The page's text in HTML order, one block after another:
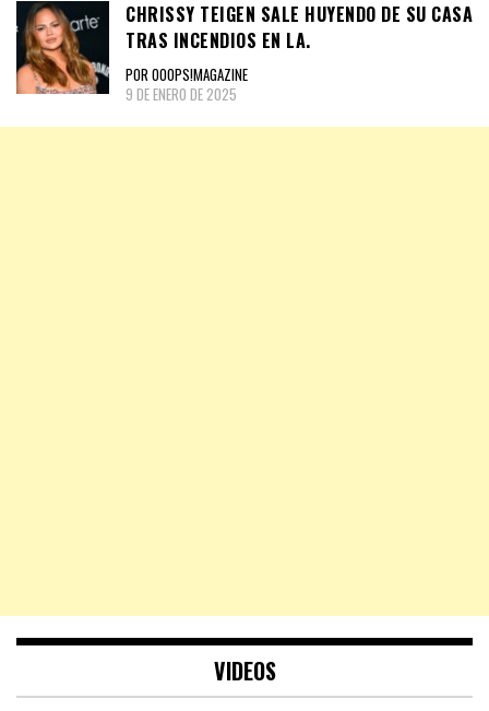
CHRISSY TEIGEN SALE HUYENDO DE SU CASA
TRAS INCENDIOS EN LA.
POR OOOPS!MAGAZINE
9 DE ENERO DE 2025
VIDEOS